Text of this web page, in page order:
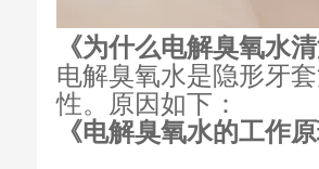
《为什么电解臭氧水
电解臭氧水是隐形牙
性。原因如下：
《电解臭氧水的工作原